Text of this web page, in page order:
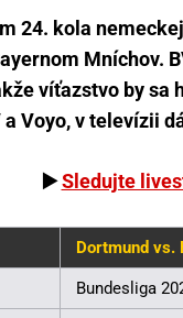
24. kola
Mníchov.
víťazstvo by sa
Voyo, v televízii
▶️Sledujte
Dortmund vs.
Bundesliga